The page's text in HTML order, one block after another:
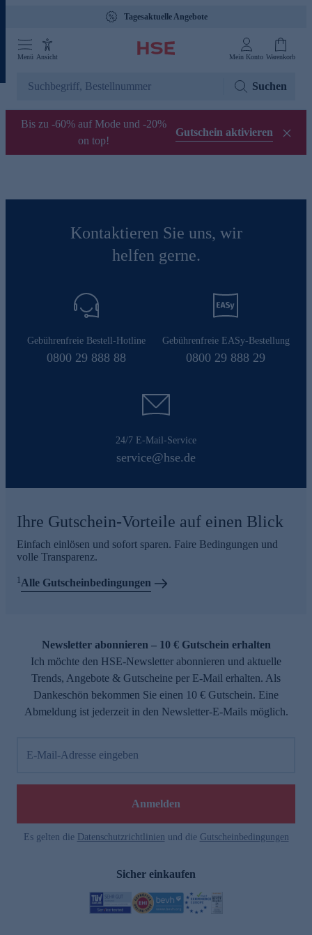
Tagesaktuelle Angebote
Menü Ansicht Mein Konto Warenkorb
Suchen
Bis zu -60% auf Mode und -20%
on top!
Gutschein aktivieren
Kontaktieren Sie uns, wir
helfen gerne.
Gebührenfreie Bestell-Hotline
0800 29 888 88
Gebührenfreie EASy-Bestellung
0800 29 888 29
24/7 E-Mail-Service
service@hse.de
Ihre Gutschein-Vorteile auf einen Blick
Einfach einlösen und sofort sparen. Faire Bedingungen und
volle Transparenz.
1Alle Gutscheinbedingungen
Newsletter abonnieren – 10 € Gutschein erhalten
Ich möchte den HSE-Newsletter abonnieren und aktuelle
Trends, Angebote & Gutscheine per E-Mail erhalten. Als
Dankeschön bekommen Sie einen 10 € Gutschein. Eine
Abmeldung ist jederzeit in den Newsletter-E-Mails möglich.
E-Mail-Adresse eingeben
Anmelden
Es gelten die Datenschutzrichtlinien und die Gutscheinbedingungen
Sicher einkaufen